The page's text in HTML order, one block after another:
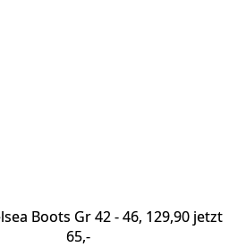
Boots Gr 42 - 46, 129,90 jetzt
65,-